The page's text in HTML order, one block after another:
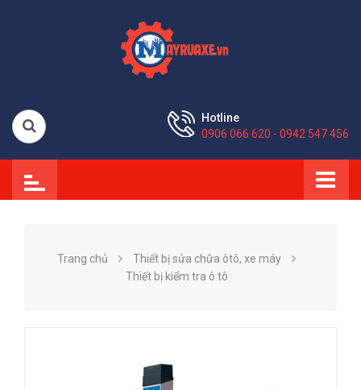
Hotline
0906 066 620 - 0942 547 456
Trang chủ
Thiết bị sửa chữa ôtô, xe máy
Thiết bị kiểm tra ô tô